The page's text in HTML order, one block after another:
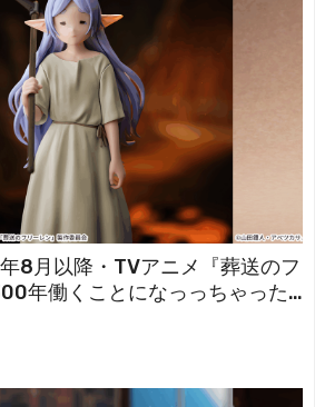
8月以降・TVアニメ『葬送のフ
年働くことになっっちゃった
化！